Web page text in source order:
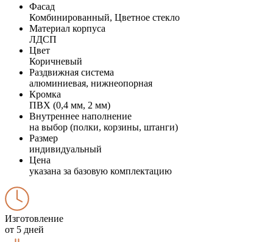
Фасад
Комбинированный, Цветное стекло
Материал корпуса
ЛДСП
Цвет
Коричневый
Раздвижная система
алюминиевая, нижнеопорная
Кромка
ПВХ (0,4 мм, 2 мм)
Внутреннее наполнение
на выбор (полки, корзины, штанги)
Размер
индивидуальный
Цена
указана за базовую комплектацию
Изготовление
от 5 дней